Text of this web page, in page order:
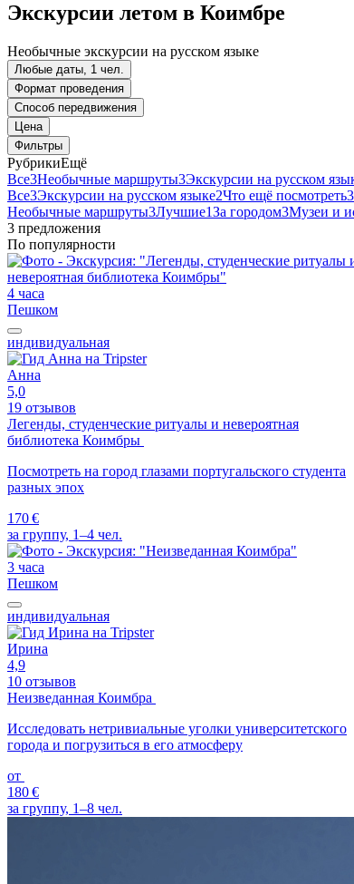
Экскурсии летом в Коимбре
Необычные экскурсии на русском языке
Любые даты, 1 чел.
Формат проведения
Способ передвижения
Цена
Фильтры
РубрикиЕщё
Все3Необычные маршруты3Экскурсии на русском
Все3Экскурсии на русском языке2Что ещё посмотреть3
Необычные маршруты3Лучшие1За городом3Музеи и
3 предложения
По популярности
4 часа
Пешком
индивидуальная
Анна
5,0
19 отзывов
Легенды, студенческие ритуалы и невероятная
библиотека Коимбры
Посмотреть на город глазами португальского студента
разных эпох
170 €
за группу, 1–4 чел.
3 часа
Пешком
индивидуальная
Ирина
4,9
10 отзывов
Неизведанная Коимбра
Исследовать нетривиальные уголки университетского
города и погрузиться в его атмосферу
от
180 €
за группу, 1–8 чел.